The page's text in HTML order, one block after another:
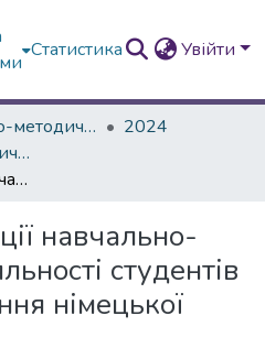
Статистика Увійти
Вісник науково-методичних досліджень ВГПК
2024
Вісник науково-методичних досліджень ВГПК № 3 (47)
Засоби активізації навчально-пізнавальної діяльності студентів у процесі вивчення німецької мови
навчально-
студентів
німецької